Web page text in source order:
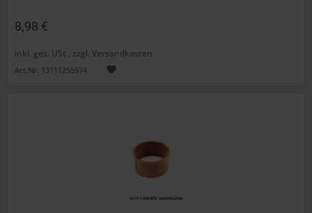
8,98 €
inkl. ges. USt., zzgl. Versandkosten
Art.Nr. 13111255974